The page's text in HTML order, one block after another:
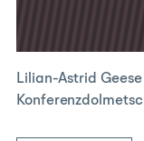
Lilian-Astrid